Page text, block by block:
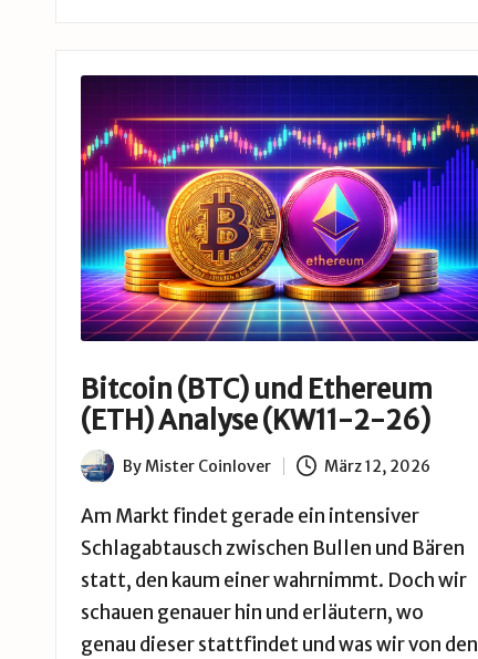
Bitcoin (BTC) und Ethereum
(ETH) Analyse (KW11-2-26)
Posted
by
By Mister Coinlover März 12, 2026
Am Markt findet gerade ein intensiver
Schlagabtausch zwischen Bullen und Bären
statt, den kaum einer wahrnimmt. Doch wir
schauen genauer hin und erläutern, wo
genau dieser stattfindet und was wir von den